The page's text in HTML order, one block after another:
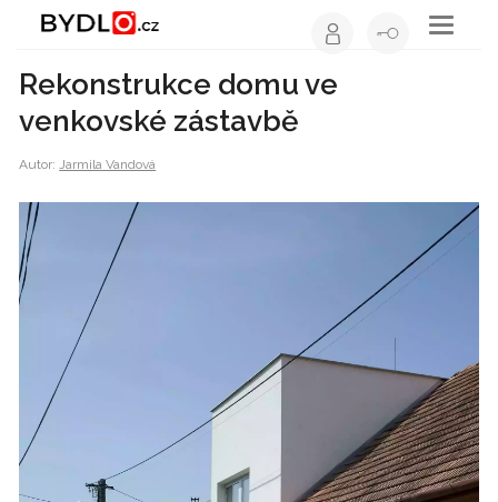
Toggle
Rekonstrukce domu ve
venkovské zástavbě
Autor:Jarmila Vandová